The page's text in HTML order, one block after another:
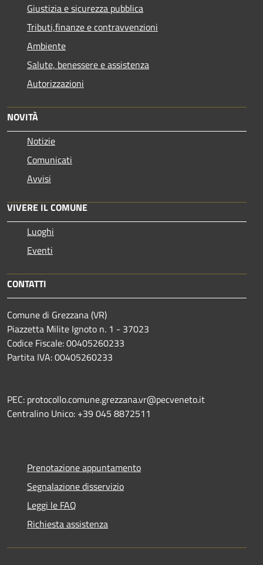
Giustizia e sicurezza pubblica
Tributi,finanze e contravvenzioni
Ambiente
Salute, benessere e assistenza
Autorizzazioni
NOVITÀ
Notizie
Comunicati
Avvisi
VIVERE IL COMUNE
Luoghi
Eventi
CONTATTI
Comune di Grezzana (VR)
Piazzetta Milite Ignoto n. 1 - 37023
Codice Fiscale: 00405260233
Partita IVA: 00405260233
PEC: protocollo.comune.grezzana.vr@pecveneto.it
Centralino Unico: +39 045 8872511
Prenotazione appuntamento
Segnalazione disservizio
Leggi le FAQ
Richiesta assistenza